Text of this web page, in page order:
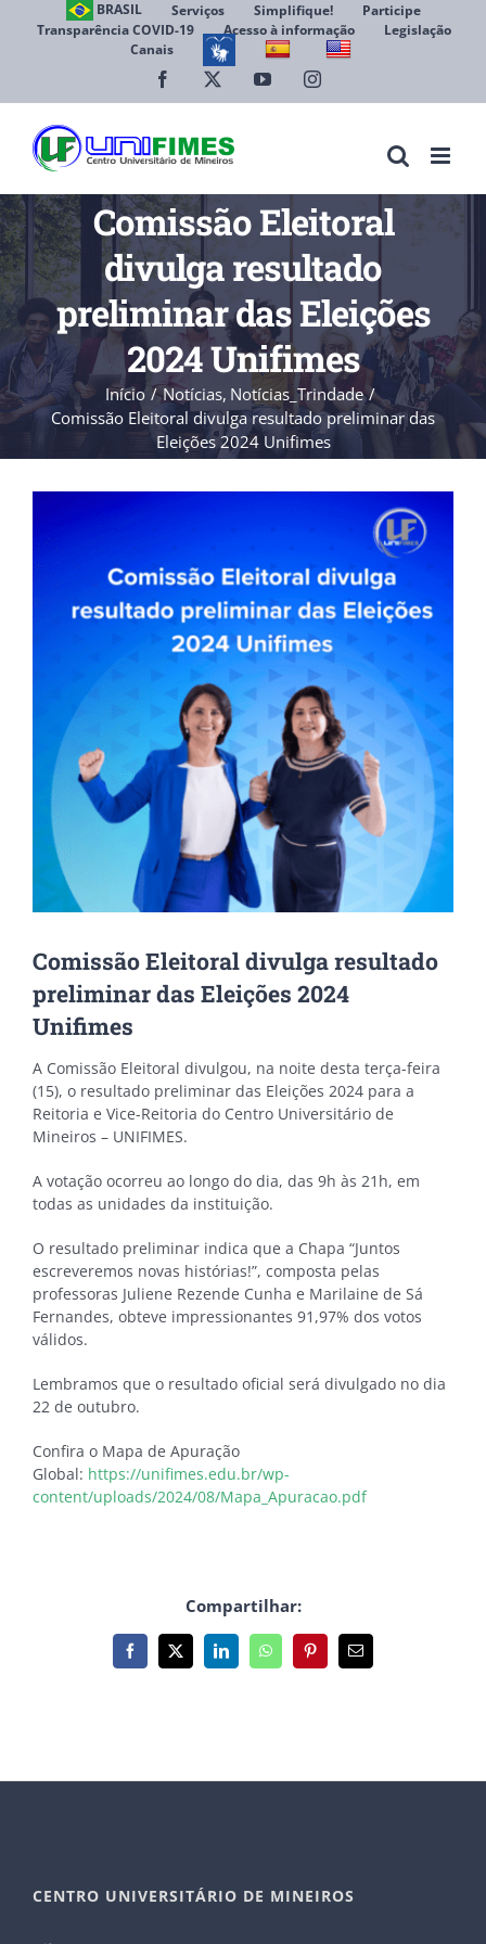
BRASIL Serviços Simplifique!
Participe
Transparência COVID-19
Acesso à informação
Legislação
Canais
Facebook YouTubeInstagram
Comissão Eleitoral
divulga resultado
preliminar das Eleições
2024 Unifimes
Início Notícias Notícias_Trindade
Comissão Eleitoral divulga resultado preliminar das
Eleições 2024 Unifimes
Image
Comissão Eleitoral divulga resultado
preliminar das Eleições 2024
Unifimes
A Comissão Eleitoral divulgou, na noite desta terça-feira
(15), o resultado preliminar das Eleições 2024 para a
Reitoria e Vice-Reitoria do Centro Universitário de
Mineiros – UNIFIMES.
A votação ocorreu ao longo do dia, das 9h às 21h, em
todas as unidades da instituição.
O resultado preliminar indica que a Chapa “Juntos
escreveremos novas histórias!”, composta pelas
professoras Juliene Rezende Cunha e Marilaine de Sá
Fernandes, obteve impressionantes 91,97% dos votos
válidos.
Lembramos que o resultado oficial será divulgado no dia
22 de outubro.
Confira o Mapa de Apuração
Global: https://unifimes.edu.br/wp-
content/uploads/2024/08/Mapa_Apuracao.pdf
Compartilhar:
Facebook
X LinkedInWhatsAppPinterest
E-
mail
CENTRO UNIVERSITÁRIO DE MINEIROS